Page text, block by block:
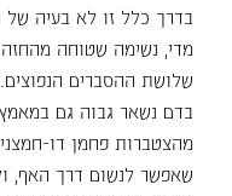
בדרך כלל זו לא בעיה
מדי, נשימה שטוחה
שלושת ההסברים
בדם נשאר גבוה גם
מהצטברות פחמן דו-
שאפשר לנשום דרך האף,